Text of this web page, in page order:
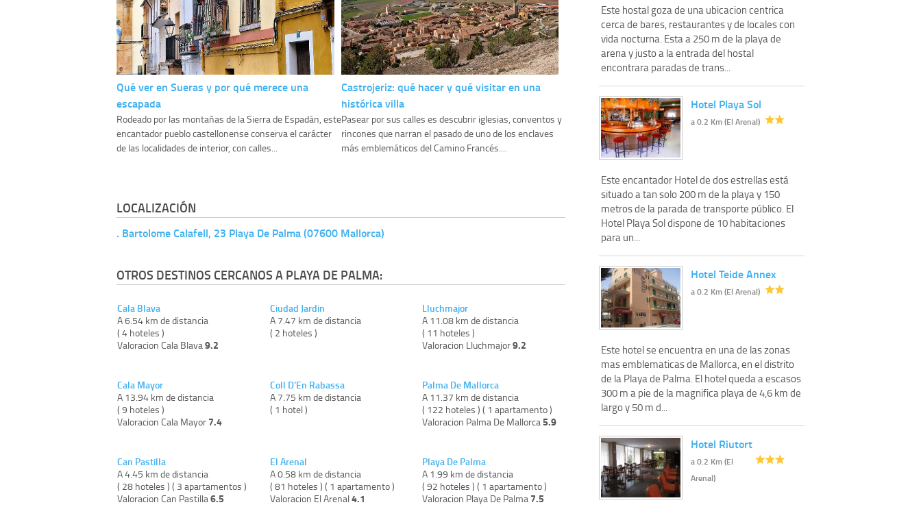
Qué ver en Sueras y por qué merece una
escapada
Rodeado por las montañas de la Sierra de Espadán, este
encantador pueblo castellonense conserva el carácter
de las localidades de interior, con calles...
Castrojeriz: qué hacer y qué visitar en una
histórica villa
Pasear por sus calles es descubrir iglesias, conventos y
rincones que narran el pasado de uno de los enclaves
más emblemáticos del Camino Francés....
LOCALIZACIÓN
. Bartolome Calafell, 23 Playa De Palma (07600 Mallorca)
OTROS DESTINOS CERCANOS A PLAYA DE PALMA:
Cala Blava
A 6.54 km de distancia
( 4 hoteles )
Valoracion Cala Blava9.2
Cala Mayor
A 13.94 km de distancia
( 9 hoteles )
Valoracion Cala Mayor 7.4
Can Pastilla
A 4.45 km de distancia
( 28 hoteles ) ( 3 apartamentos )
Valoracion Can Pastilla6.5
Ciudad Jardin
A 7.47 km de distancia
( 2 hoteles )
Coll D'En Rabassa
A 7.75 km de distancia
( 1 hotel )
El Arenal
A 0.58 km de distancia
( 81 hoteles ) ( 1 apartamento )
Valoracion El Arenal4.1
Lluchmajor
A 11.08 km de distancia
( 11 hoteles )
Valoracion Lluchmajor9.2
Palma De Mallorca
A 11.37 km de distancia
( 122 hoteles ) ( 1 apartamento )
Valoracion Palma De Mallorca5.9
Playa De Palma
A 1.99 km de distancia
( 92 hoteles ) ( 1 apartamento )
Valoracion Playa De Palma 7.5
Este hostal goza de una ubicacion centrica
cerca de bares, restaurantes y de locales con
vida nocturna. Esta a 250 m de la playa de
arena y justo a la entrada del hostal
encontrara paradas de trans...
Hotel Playa Sol
a 0.2 Km (El Arenal)
Este encantador Hotel de dos estrellas está
situado a tan solo 200 m de la playa y 150
metros de la parada de transporte público. El
Hotel Playa Sol dispone de 10 habitaciones
para un...
Hotel Teide Annex
a 0.2 Km (El Arenal)
Este hotel se encuentra en una de las zonas
mas emblematicas de Mallorca, en el distrito
de la Playa de Palma. El hotel queda a escasos
300 m a pie de la magnifica playa de 4,6 km de
largo y 50 m d...
Hotel Riutort
a 0.2 Km (El
Arenal)